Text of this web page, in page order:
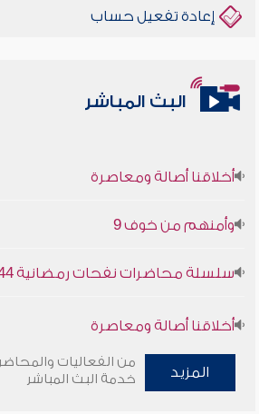
إعادة تفعيل حساب
البث المباشر
أخلاقنا أصالة ومعاصرة
وأمنهم من خوف 9
سلسلة محاضرات نفحات رمضانية 1444هـ
أخلاقنا أصالة ومعاصرة
وأمنهم من خوف 9
المزيد
من الفعاليات
خدمة البث المباشر